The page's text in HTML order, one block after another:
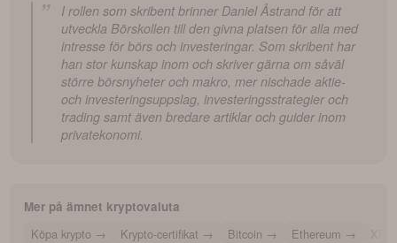
I rollen som skribent brinner Daniel Åstrand för att
utveckla Börskollen till den givna platsen för alla med
intresse för börs och investeringar. Som skribent har
han stor kunskap inom och skriver gärna om såväl
större börsnyheter och makro, mer nischade aktie-
och investeringsuppslag, investeringsstrategier och
trading samt även bredare artiklar och guider inom
privatekonomi.
Mer på ämnet kryptovaluta
Köpa krypto → Krypto-certifikat → Bitcoin → Ethereum →